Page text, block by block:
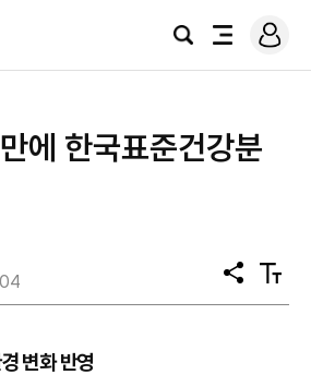
검
전
로
그
에 한국표준건강분
공
유
텍
스
변화 반영